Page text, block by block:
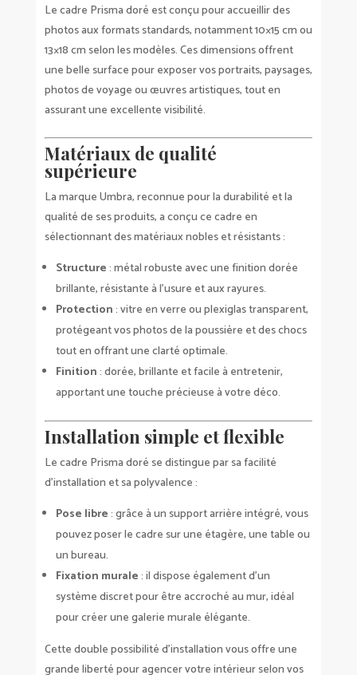
Le cadre Prisma doré est conçu pour accueillir des
photos aux formats standards, notamment 10×15 cm ou
13×18 cm selon les modèles. Ces dimensions offrent
une belle surface pour exposer vos portraits, paysages,
photos de voyage ou œuvres artistiques, tout en
assurant une excellente visibilité.
Matériaux de qualité
supérieure
La marque Umbra, reconnue pour la durabilité et la
qualité de ses produits, a conçu ce cadre en
sélectionnant des matériaux nobles et résistants :
Structure: métal robuste avec une finition dorée
brillante, résistante à l’usure et aux rayures.
Protection: vitre en verre ou plexiglas transparent,
protégeant vos photos de la poussière et des chocs
tout en offrant une clarté optimale.
Finition: dorée, brillante et facile à entretenir,
apportant une touche précieuse à votre déco.
Installation simple et flexible
Le cadre Prisma doré se distingue par sa facilité
d’installation et sa polyvalence :
Pose libre: grâce à un support arrière intégré, vous
pouvez poser le cadre sur une étagère, une table ou
un bureau.
Fixation murale: il dispose également d’un
système discret pour être accroché au mur, idéal
pour créer une galerie murale élégante.
Cette double possibilité d’installation vous offre une
grande liberté pour agencer votre intérieur selon vos